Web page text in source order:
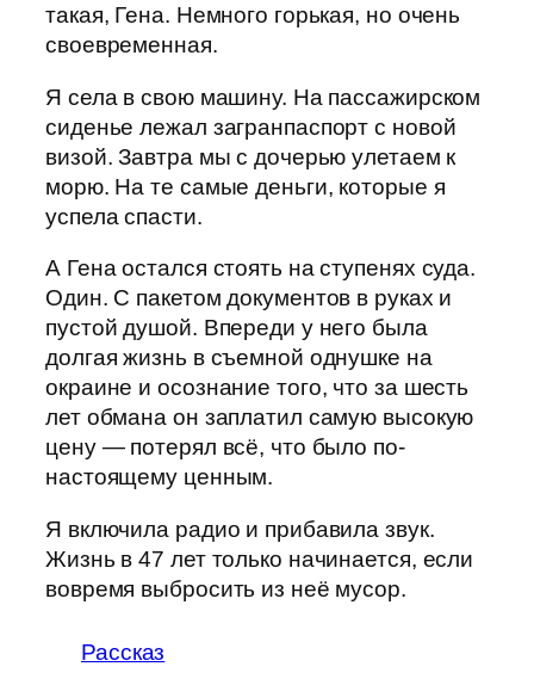
такая, Гена. Немного горькая, но очень
своевременная.
Я села в свою машину. На пассажирском
сиденье лежал загранпаспорт с новой
визой. Завтра мы с дочерью улетаем к
морю. На те самые деньги, которые я
успела спасти.
А Гена остался стоять на ступенях суда.
Один. С пакетом документов в руках и
пустой душой. Впереди у него была
долгая жизнь в съемной однушке на
окраине и осознание того, что за шесть
лет обмана он заплатил самую высокую
цену — потерял всё, что было по-
настоящему ценным.
Я включила радио и прибавила звук.
Жизнь в 47 лет только начинается, если
вовремя выбросить из неё мусор.
Рассказ